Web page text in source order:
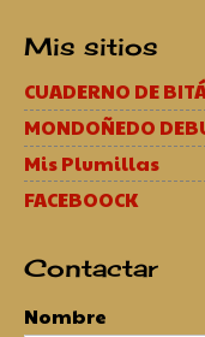
Mis sitios
CUADERNO DE
MONDOÑEDO
Mis Plumillas
FACEBOOCK
Contactar
Nombre